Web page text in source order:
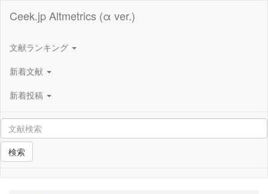
Ceek.jp Altmetrics (α ver.)
文献ランキング
新着文献
新着投稿
検索